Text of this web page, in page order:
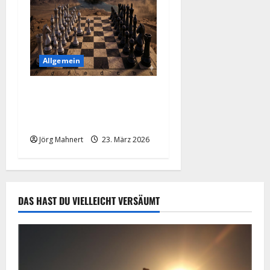
Allgemein
Jörg Mahnert 23. März 2026
DAS HAST DU VIELLEICHT VERSÄUMT